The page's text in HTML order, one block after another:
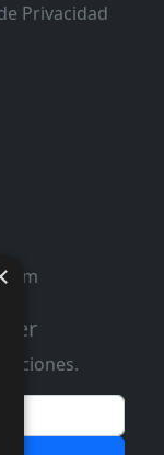
Privacidad